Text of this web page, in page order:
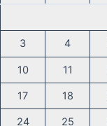
3 4
10 11
17 18
24 25